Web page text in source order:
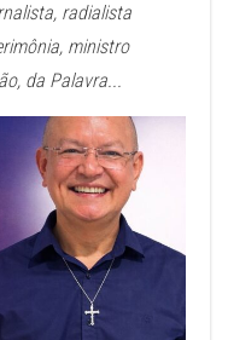
radialista
ministro
da Palavra...